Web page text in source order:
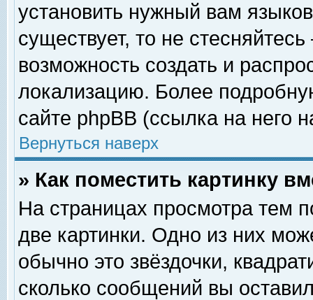
установить нужный вам
существует, то не
возможность создать и
локализацию. Более
сайте phpBB (ссылка на него
Вернуться наверх
» Как поместить картинку
На страницах просмотра тем
две картинки. Одно из них
обычно это звёздочки,
сколько сообщений вы